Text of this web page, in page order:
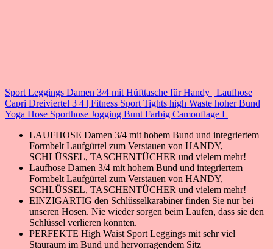
Sport Leggings Damen 3/4 mit Hüfttasche für Handy | Laufhose
Capri Dreiviertel 3 4 | Fitness Sport Tights high Waste hoher Bund
Yoga Hose Sporthose Jogging Bunt Farbig Camouflage L
LAUFHOSE Damen 3/4 mit hohem Bund und integriertem
Formbelt Laufgürtel zum Verstauen von HANDY,
SCHLÜSSEL, TASCHENTÜCHER und vielem mehr!
Laufhose Damen 3/4 mit hohem Bund und integriertem
Formbelt Laufgürtel zum Verstauen von HANDY,
SCHLÜSSEL, TASCHENTÜCHER und vielem mehr!
EINZIGARTIG den Schlüsselkarabiner finden Sie nur bei
unseren Hosen. Nie wieder sorgen beim Laufen, dass sie den
Schlüssel verlieren könnten.
PERFEKTE High Waist Sport Leggings mit sehr viel
Stauraum im Bund und hervorragendem Sitz